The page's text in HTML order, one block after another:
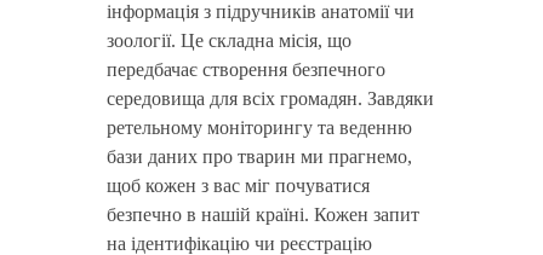
інформація з підручників анатомії чи
зоології. Це складна місія, що
передбачає створення безпечного
середовища для всіх громадян. Завдяки
ретельному моніторингу та веденню
бази даних про тварин ми прагнемо,
щоб кожен з вас міг почуватися
безпечно в нашій країні. Кожен запит
на ідентифікацію чи реєстрацію